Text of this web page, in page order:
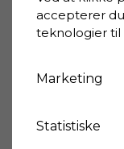
14030 Rocca
accepterer
teknologier til
Marketing
Statistiske